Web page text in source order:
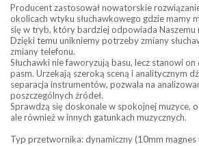
Producent zastosował nowatorskie
okolicach wtyku słuchawkowego gdzie mamy
się w tryb, który bardziej odpowiada Naszemu
Dzięki temu unikniemy potrzeby zmiany
zmiany telefonu.
Słuchawki nie faworyzują basu, lecz stanowi
pasm. Urzekają szeroką sceną i analitycznym
separacja instrumentów, pozwala na
poszczególnych źródeł.
Sprawdzą się doskonale w spokojnej muzyce,
ale również w innych gatunkach muzycznych.
Typ przetwornika: dynamiczny (10mm